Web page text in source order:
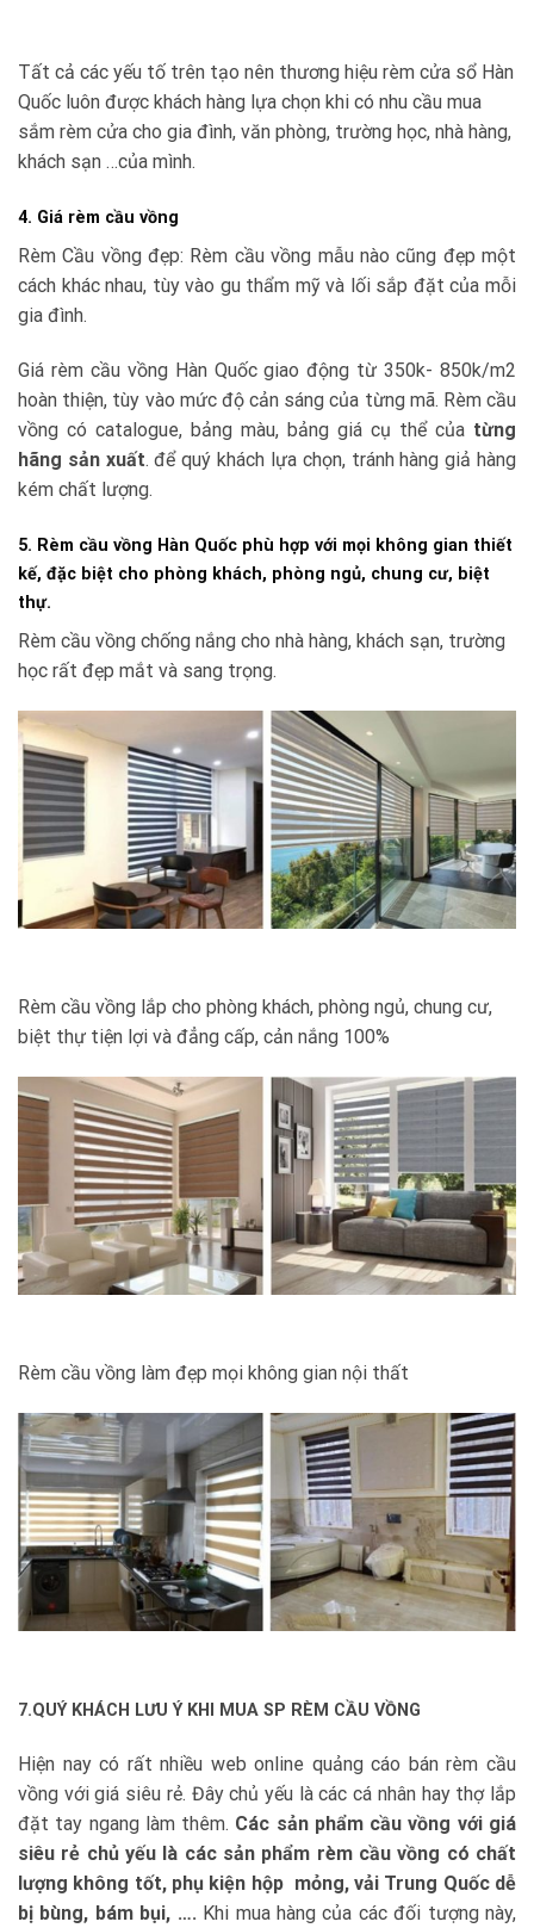
Tất cả các yếu tố trên tạo nên thương hiệu rèm cửa sổ Hàn
Quốc luôn được khách hàng lựa chọn khi có nhu cầu mua
sắm rèm cửa cho gia đình, văn phòng, trường học, nhà hàng,
khách sạn …của mình.
4. Giá rèm cầu vồng
Rèm Cầu vồng đẹp: Rèm cầu vồng mẫu nào cũng đẹp một
cách khác nhau, tùy vào gu thẩm mỹ và lối sắp đặt của mỗi
gia đình.
Giá rèm cầu vồng Hàn Quốc giao động từ 350k- 850k/m2
hoàn thiện, tùy vào mức độ cản sáng của từng mã. Rèm cầu
vồng có catalogue, bảng màu, bảng giá cụ thể của từng
hãng sản xuất. để quý khách lựa chọn, tránh hàng giả hàng
kém chất lượng.
5. Rèm cầu vồng Hàn Quốc phù hợp với mọi không gian thiết
kế, đặc biệt cho phòng khách, phòng ngủ, chung cư, biệt
thự.
Rèm cầu vồng chống nắng cho nhà hàng, khách sạn, trường
học rất đẹp mắt và sang trọng.
Rèm cầu vồng lắp cho phòng khách, phòng ngủ, chung cư,
biệt thự tiện lợi và đẳng cấp, cản nắng 100%
Rèm cầu vồng làm đẹp mọi không gian nội thất
7.QUÝ KHÁCH LƯU Ý KHI MUA SP RÈM CẦU VỒNG
Hiện nay có rất nhiều web online quảng cáo bán rèm cầu
vồng với giá siêu rẻ. Đây chủ yếu là các cá nhân hay thợ lắp
đặt tay ngang làm thêm. Các sản phẩm cầu vồng với giá
siêu rẻ chủ yếu là các sản phẩm rèm cầu vồng có chất
lượng không tốt, phụ kiện hộp mỏng, vải Trung Quốc dễ
bị bùng, bám bụi, …. Khi mua hàng của các đối tượng này,